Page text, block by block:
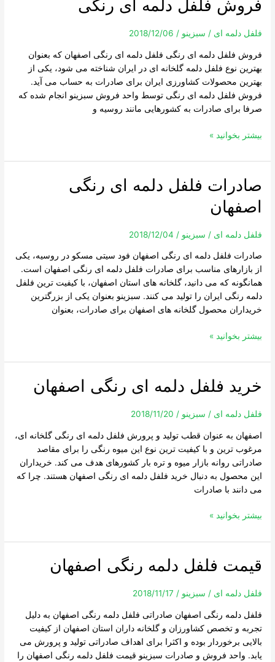
فروش فلفل دلمه ای رنگی
فلفل دلمه ای / سبزینو/
2018/12/06
فروش فلفل دلمه ای رنگی فلفل دلمه ای رنگی اصفهان که بعنوان
بهترین نوع فلفل دلمه گلخانه ای در ایران شناخته می شود، یکی از
بهترین محصولات کشاورزی ایران برای صادرات به حساب می آید.
فروش فلفل دلمه ای رنگی توسط واحد فروش سبزینو انجام شده که
صرفا برای صادرات به کشورهایی مانند روسیه و
فلفل
دلمه
رنگی
بیشتر بخوانید »
صادرات فلفل دلمه ای رنگی
اصفهان
فلفل دلمه ای / سبزینو/
2018/12/04
صادرات فلفل دلمه ای رنگی اصفهان فود سیتی مسکو در روسیه، یکی
از بازارهای مناسب برای صادرات فلفل دلمه ای رنگی اصفهان است.
همانگونه که می دانید، گلخانه های استان اصفهان، با کیفیت ترین فلفل
دلمه رنگی ایران را تولید می کنند. سبزینو بعنوان یکی از بزرگترین
خریداران محصول گلخانه های اصفهان برای صادرات، بعنوان
صادرات
فلفل
دلمه
رنگی
بیشتر بخوانید »
خرید فلفل دلمه ای رنگی اصفهان
فلفل دلمه ای / سبزینو/
2018/11/20
اصفهان به عنوان قطب تولید و پرورش فلفل دلمه ای رنگی گلخانه ای،
مرغوب ترین و با کیفیت ترین نوع این میوه رنگی را برای مقاصد
صادراتی روانه بازار میوه و تره بار کشورهای هدف می کند. خریداران
این محصول به دنبال خرید فلفل دلمه ای رنگی اصفهان هستند. چرا که
می دانند با صادرات
خرید
فلفل
دلمه
رنگی
اصفهان
بیشتر بخوانید »
قیمت فلفل دلمه رنگی اصفهان
فلفل دلمه ای / سبزینو/
2018/11/17
فلفل دلمه رنگی اصفهان صادراتی فلفل دلمه رنگی اصفهان به دلیل
تجربه و تخصص کشاورزان و گلخانه داران استان اصفهان از کیفیت
بالایی برخوردار بوده و اکثرا برای اهداف صادراتی تولید و پرورش می
یابد. واحد فروش و صادرات سبزینو قیمت فلفل دلمه رنگی اصفهان را
قیمت
فلفل
دلمه
اصفهان